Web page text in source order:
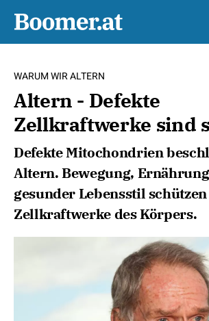
WARUM WIR ALTERN
Altern - Defekte
Zellkraftwerke sind
Defekte Mitochondrien
Altern. Bewegung,
gesunder Lebensstil
Zellkraftwerke des Körpers.